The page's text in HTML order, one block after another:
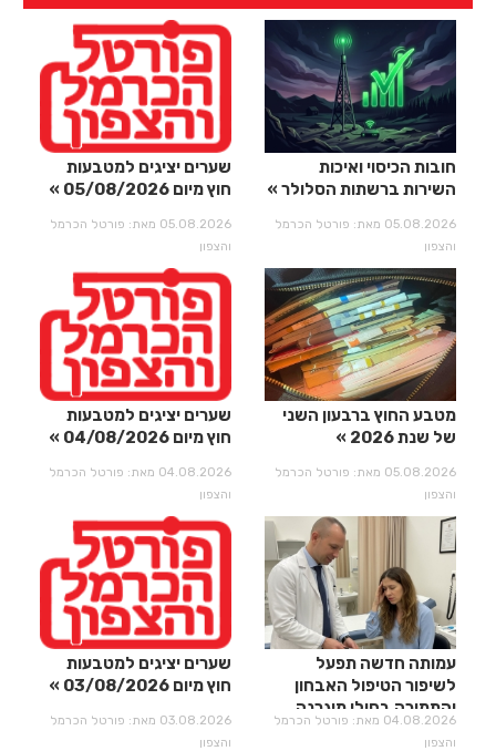
חובות הכיסוי ואיכות
השירות ברשתות הסלולר
05.08.2026 מאת: פורטל הכרמל
והצפון
שערים יציגים למטבעות
חוץ מיום 05/08/2026
05.08.2026 מאת: פורטל הכרמל
והצפון
מטבע החוץ ברבעון השני
של שנת 2026
05.08.2026 מאת: פורטל הכרמל
והצפון
שערים יציגים למטבעות
חוץ מיום 04/08/2026
04.08.2026 מאת: פורטל הכרמל
והצפון
עמותה חדשה תפעל
לשיפור הטיפול האבחון
והתמיכה בחולי מיגרנה
וכאבי ראש04.08.2026 מאת: פורטל הכרמל
והצפון
שערים יציגים למטבעות
חוץ מיום 03/08/2026
03.08.2026 מאת: פורטל הכרמל
והצפון